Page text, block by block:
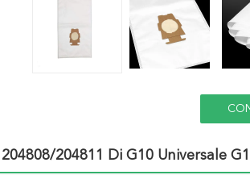
204811 Di G10 Universale